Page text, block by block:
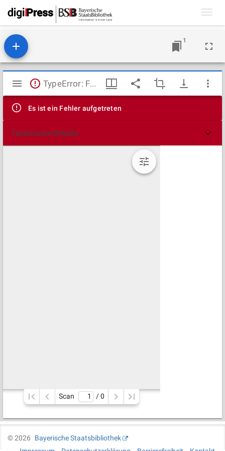
1
Mirador
Viewer
TypeError: Failed to fetch
Es ist ein Fehler aufgetreten
Technische Details
Scan / 0
©2026
Bayerische Staatsbibliothek